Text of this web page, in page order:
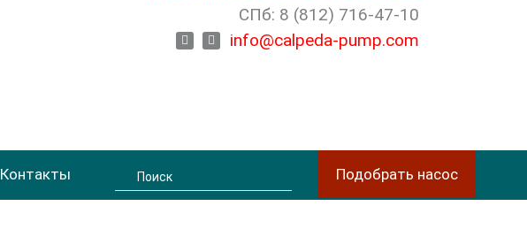
СПб: 8 (812) 716-47-10
facebook
instagram
info@calpeda-pump.com
Контакты Подобрать насос